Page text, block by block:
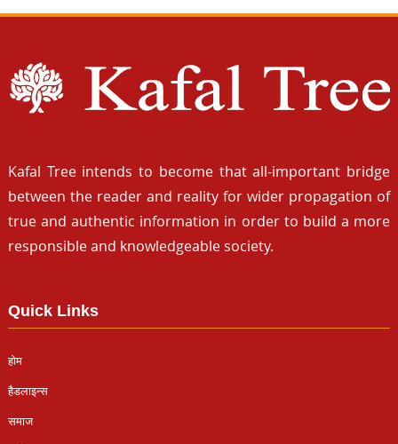
Kafal Tree intends to become that all-important bridge
between the reader and reality for wider propagation of
true and authentic information in order to build a more
responsible and knowledgeable society.
Quick Links
होम
हैडलाइन्स
समाज